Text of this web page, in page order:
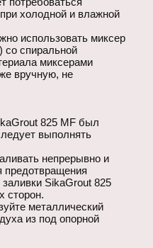
холодной и влажной
использовать миксер
со спиральной
миксерами
вручную, не
825 MF был
выполнять
непрерывно и
предотвращения
SikaGrout 825
сторон.
металлический
из под опорной